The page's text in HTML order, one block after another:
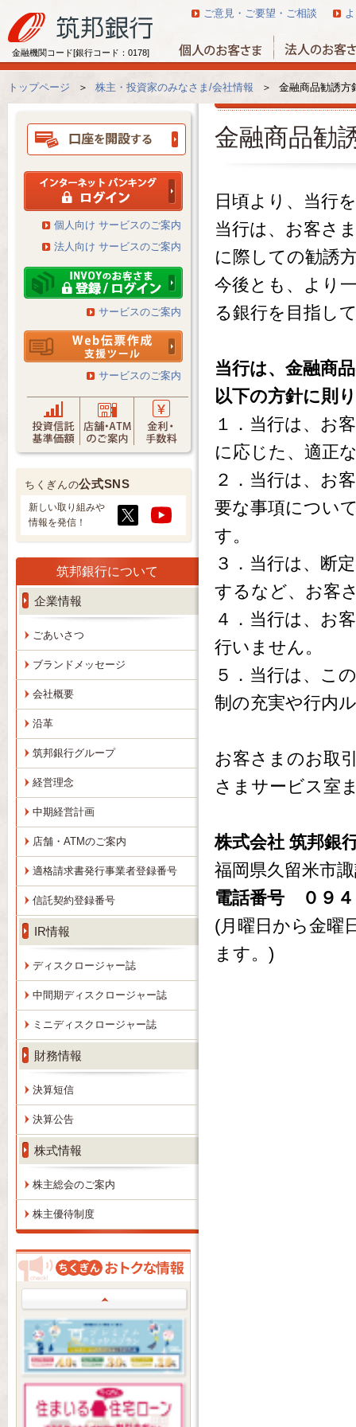
金融機関コード[銀行コード：0178]
ご意見・ご要望・ご相談
トップページ ＞ 株主・投資家のみなさま/会社情報 ＞ 金融商品勧誘方
個人向け サービスのご案内
法人向け サービスのご案内
サービスのご案内
サービスのご案内
ちくぎんの公式SNS
新しい取り組みや
情報を発信！
筑邦銀行について
企業情報
ごあいさつ
ブランドメッセージ
会社概要
沿革
筑邦銀行グループ
経営理念
中期経営計画
店舗・ATMのご案内
適格請求書発行事業者登録番号
信託契約登録番号
IR情報
ディスクロージャー誌
中間期ディスクロージャー誌
ミニディスクロージャー誌
財務情報
決算短信
決算公告
株式情報
株主総会のご案内
株主優待制度
金融商品勧
日頃より、当行
当行は、お客さ
に際しての勧誘
今後とも、より
る銀行を目指し
当行は、金融商
以下の方針に則
１．当行は、お
に応じた、適正
２．当行は、お
要な事項につい
す。
３．当行は、断
するなど、お客
４．当行は、お
行いません。
５．当行は、こ
制の充実や行内
お客さまのお取
さまサービス室
株式会社 筑邦銀
福岡県久留米市
電話番号 ０９４
(月曜日から金曜
ます。)